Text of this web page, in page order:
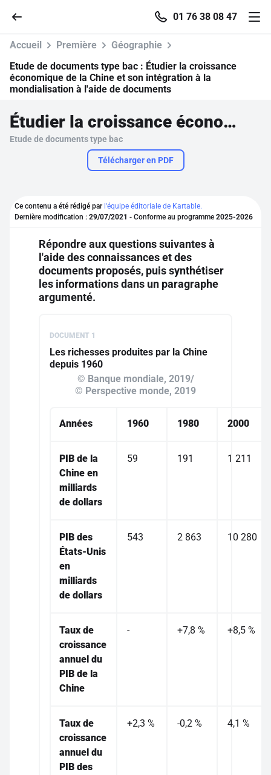
01 76 38 08 47
Pour profiter de 10 contenus offerts.
Accueil Première
Géographie
Etude de documents type bac : Étudier la croissance
économique de la Chine et son intégration à la
mondialisation à l'aide de documents
Étudier la croissance économique de la Chine et son intégration à la mondialisation à l'aide de documents
Etude de documents type bac
Télécharger en PDF
Ce contenu a été rédigé par l'équipe éditoriale de Kartable.
Dernière modification : 29/07/2021 - Conforme au programme 2025-2026
Répondre aux questions suivantes à
l'aide des connaissances et des
documents proposés, puis synthétiser
les informations dans un paragraphe
argumenté.
DOCUMENT 1
Les richesses produites par la Chine
depuis 1960
© Banque mondiale, 2019/
© Perspective monde, 2019
Années 1960 1980 2000
PIB de la
Chine en
milliards
de dollars
59 191 1 211
PIB des
États-Unis
en
milliards
de dollars
543 2 863 10 280
Taux de
croissance
annuel du
PIB de la
Chine
- +7,8 % +8,5 %
Taux de
croissance
annuel du
PIB des
+2,3 % -0,2 % 4,1 %